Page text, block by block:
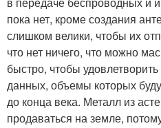
пока нет, кроме создания
слишком велики, чтобы их
что нет ничего, что можно
быстро, чтобы
данных, объемы которых
до конца века. Металл из
продаваться на земле,